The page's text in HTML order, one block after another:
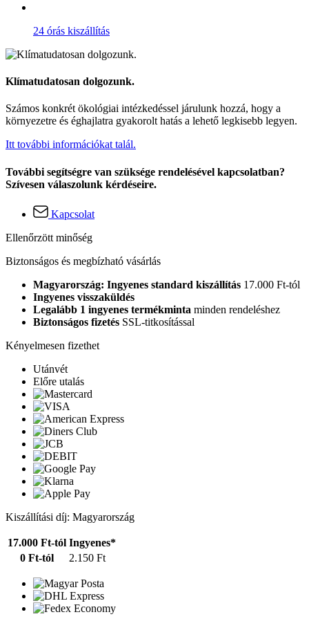
24 órás kiszállítás
Klímatudatosan dolgozunk.
Számos konkrét ökológiai intézkedéssel járulunk hozzá, hogy a
környezetre és éghajlatra gyakorolt hatás a lehető legkisebb legyen.
Itt további információkat talál.
További segítségre van szüksége rendelésével kapcsolatban?
Szívesen válaszolunk kérdéseire.
Kapcsolat
Ellenőrzött minőség
Biztonságos és megbízható vásárlás
Magyarország: Ingyenes standard kiszállítás 17.000 Ft-tól
Ingyenes visszaküldés
Legalább 1 ingyenes termékminta minden rendeléshez
Biztonságos fizetés SSL-titkosítással
Kényelmesen fizethet
Utánvét
Előre utalás
Kiszállítási díj: Magyarország
17.000 Ft-tól Ingyenes*
0 Ft-tól
2.150 Ft